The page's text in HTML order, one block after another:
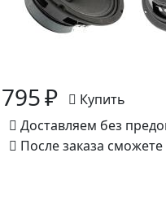
₽
Купить
Доставляем без
После заказа